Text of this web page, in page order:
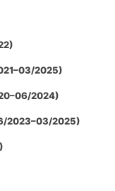
2025)
2024)
2023–03/2025)